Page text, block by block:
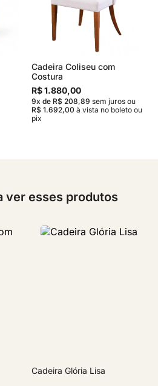
Cadeira Coliseu com
Costura
R$ 1.880,00
9x de R$ 208,89 sem juros ou
R$ 1.692,00 à vista no boleto ou
pix
ver esses produtos
Cadeira Glória Lisa